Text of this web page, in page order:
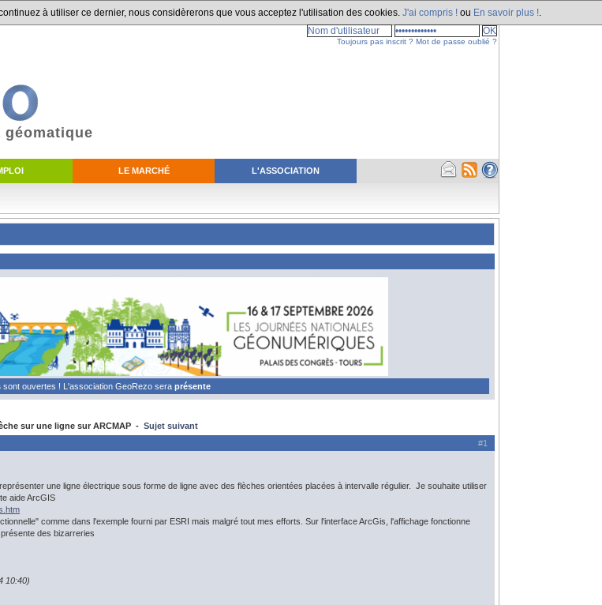
à utiliser ce dernier, nous considèrerons que vous acceptez l'utilisation des cookies. J'ai compris ! ou En savoir plus !
LE MARCHÉ L'ASSOCIATION
Toujours pas inscrit ? Mot de passe oublié ?
sont ouvertes ! L'association GeoRezo sera présente
sur une ligne sur ARCMAP - Sujet suivant
#1
une ligne électrique sous forme de ligne avec des flèches orientées placées à intervalle régulier. Je souhaite utiliser
aide ArcGIS
comme dans l'exemple fourni par ESRI mais malgré tout mes efforts. Sur l'interface ArcGis, l'affichage fonctionne
des bizarreries
10:40)